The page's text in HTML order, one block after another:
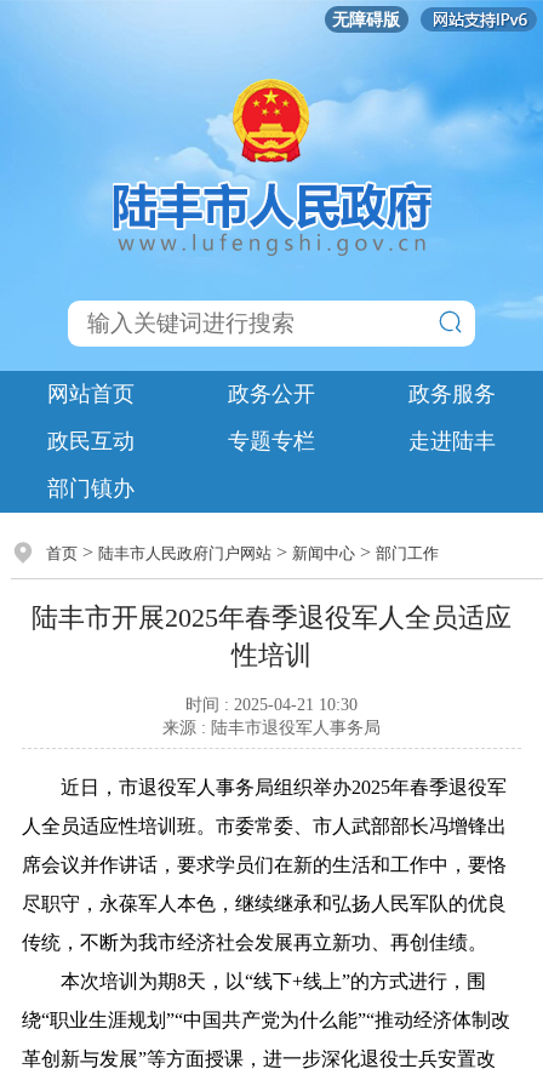
无障碍版
网站首页 政务公开
政务服务
政民互动
专题专栏
走进陆丰
部门镇办
首页> 陆丰市人民政府门户网站> 新闻中心> 部门工作
陆丰市开展2025年春季退役军人全员适应
性培训
时间 : 2025-04-21 10:30
来源 : 陆丰市退役军人事务局
近日，市退役军人事务局组织举办2025年春季退役军
人全员适应性培训班。市委常委、市人武部部长冯增锋出
席会议并作讲话，要求学员们在新的生活和工作中，要恪
尽职守，永葆军人本色，继续继承和弘扬人民军队的优良
传统，不断为我市经济社会发展再立新功、再创佳绩。
本次培训为期8天，以“线下+线上”的方式进行，围
绕“职业生涯规划”“中国共产党为什么能”“推动经济体制改
革创新与发展”等方面授课，进一步深化退役士兵安置改